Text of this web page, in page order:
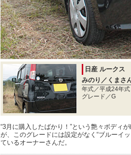
日産 ルークス
みのり／くまさ
年式／平成24年式
グレード／G
“3月に購入したばかり！”という艶々ボディ
が、このグレードには設定がなく“ブルーイ
ているオーナーさんだ。